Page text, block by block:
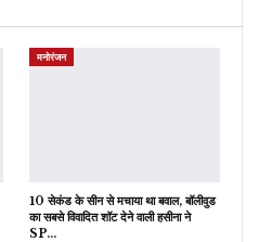
मनोरंजन
10 सेकंड के सीन से मचाया था बवाल, बॉलीवुड
का सबसे विवादित शॉट देने वाली हसीना ने
SP…